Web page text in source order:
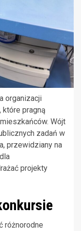
organizacji
pragną
Wójt
zadań w
przewidziany na
projekty
różnorodne